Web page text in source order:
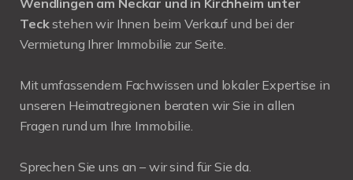
Teckstehen wir Ihnen beim Verkauf und bei der
Vermietung Ihrer Immobilie zur Seite.
Mit umfassendem Fachwissen und lokaler Expertise in
unseren Heimatregionen beraten wir Sie in allen
Fragen rund um Ihre Immobilie.
Sprechen Sie uns an – wir sind für Sie da.